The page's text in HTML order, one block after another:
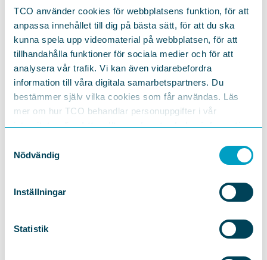
TCO använder cookies för webbplatsens funktion, för att
anpassa innehållet till dig på bästa sätt, för att du ska
kunna spela upp videomaterial på webbplatsen, för att
tillhandahålla funktioner för sociala medier och för att
analysera vår trafik. Vi kan även vidarebefordra
information till våra digitala samarbetspartners. Du
bestämmer själv vilka cookies som får användas. Läs
mer om hur TCO behandlar personuppgifter i vår
integritetspolicyhttps://tco.se/om-tco/gdpr-information
Nödvändig
Inställningar
Statistik
Gäster
, professor i filosofi, författare och
Kaeli Abdi,
komiker, programledare och influencer,